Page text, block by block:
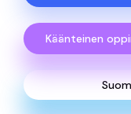
Käänteinen